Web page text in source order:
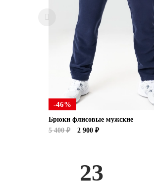
-46%
Брюки флисовые мужские
5 400 ₽
2 900 ₽
23